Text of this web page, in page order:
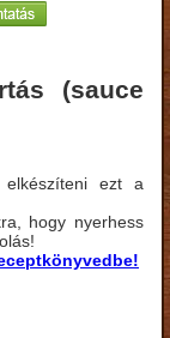
(sauce
ezt a
hogy nyerhess